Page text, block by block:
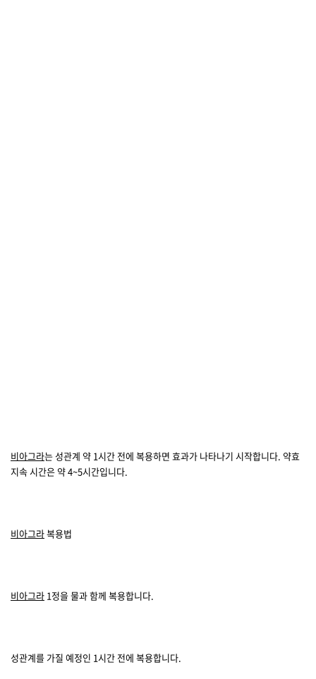
비아그라는 성관계 약 1시간 전에 복용하면 효과가 나타나기 시작합니다. 약효
지속 시간은 약 4~5시간입니다.
비아그라복용법
비아그라 1정을 물과 함께 복용합니다.
성관계를 가질 예정인 1시간 전에 복용합니다.